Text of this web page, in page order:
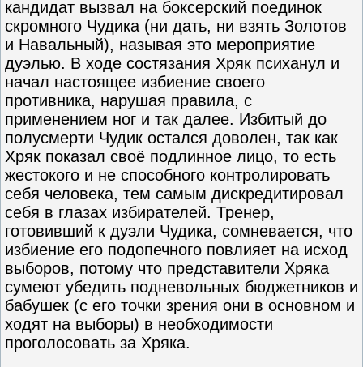
кандидат вызвал на боксерский поединок
скромного Чудика (ни дать, ни взять Золотов
и Навальный), называя это мероприятие
дуэлью. В ходе состязания Хряк психанул и
начал настоящее избиение своего
противника, нарушая правила, с
применением ног и так далее. Избитый до
полусмерти Чудик остался доволен, так как
Хряк показал своё подлинное лицо, то есть
жестокого и не способного контролировать
себя человека, тем самым дискредитировал
себя в глазах избирателей. Тренер,
готовивший к дуэли Чудика, сомневается, что
избиение его подопечного повлияет на исход
выборов, потому что представители Хряка
сумеют убедить подневольных бюджетников и
бабушек (с его точки зрения они в основном и
ходят на выборы) в необходимости
проголосовать за Хряка.